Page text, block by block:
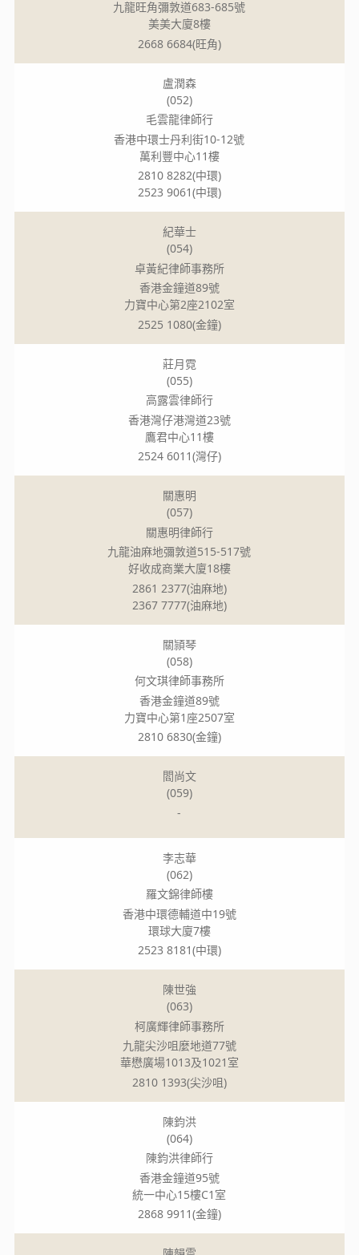
九龍旺角彌敦道683-685號
美美大廈8樓
2668 6684(旺角)
盧潤森
(052)
毛雲龍律師行
香港中環士丹利街10-12號
萬利豐中心11樓
2810 8282(中環)
2523 9061(中環)
紀華士
(054)
卓黃紀律師事務所
香港金鐘道89號
力寶中心第2座2102室
2525 1080(金鐘)
莊月霓
(055)
高露雲律師行
香港灣仔港灣道23號
鷹君中心11樓
2524 6011(灣仔)
關惠明
(057)
關惠明律師行
九龍油麻地彌敦道515-517號
好收成商業大廈18樓
2861 2377(油麻地)
2367 7777(油麻地)
關頴琴
(058)
何文琪律師事務所
香港金鐘道89號
力寶中心第1座2507室
2810 6830(金鐘)
閻尚文
(059)
-
李志華
(062)
羅文錦律師樓
香港中環德輔道中19號
環球大廈7樓
2523 8181(中環)
陳世強
(063)
柯廣輝律師事務所
九龍尖沙咀麼地道77號
華懋廣場1013及1021室
2810 1393(尖沙咀)
陳鈞洪
(064)
陳鈞洪律師行
香港金鐘道95號
統一中心15樓C1室
2868 9911(金鐘)